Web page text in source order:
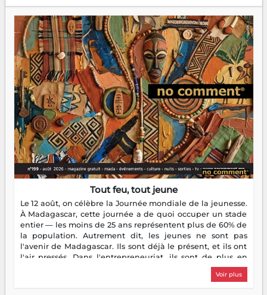
Tout feu, tout jeune
Le 12 août, on célèbre la Journée mondiale de la jeunesse.
À Madagascar, cette journée a de quoi occuper un stade
entier — les moins de 25 ans représentent plus de 60% de
la population. Autrement dit, les jeunes ne sont pas
l'avenir de Madagascar. Ils sont déjà le présent, et ils ont
l'air pressés. Dans l'entrepreneuriat, ils sont de plus en
plus nombreux à se lancer, à créer, à risquer — souvent
sans filet, souvent sans aide, mais toujours avec cette
Voir plus